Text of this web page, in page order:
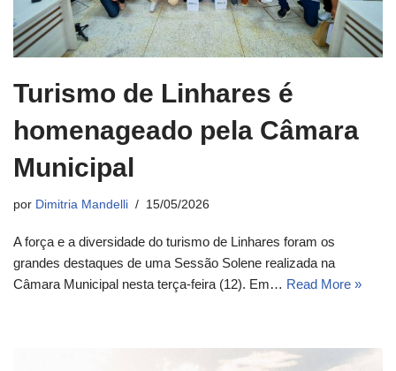
Turismo de Linhares é
homenageado pela Câmara
Municipal
por Dimitria Mandelli 15/05/2026
A força e a diversidade do turismo de Linhares foram os
grandes destaques de uma Sessão Solene realizada na
Câmara Municipal nesta terça-feira (12). Em… Read More »